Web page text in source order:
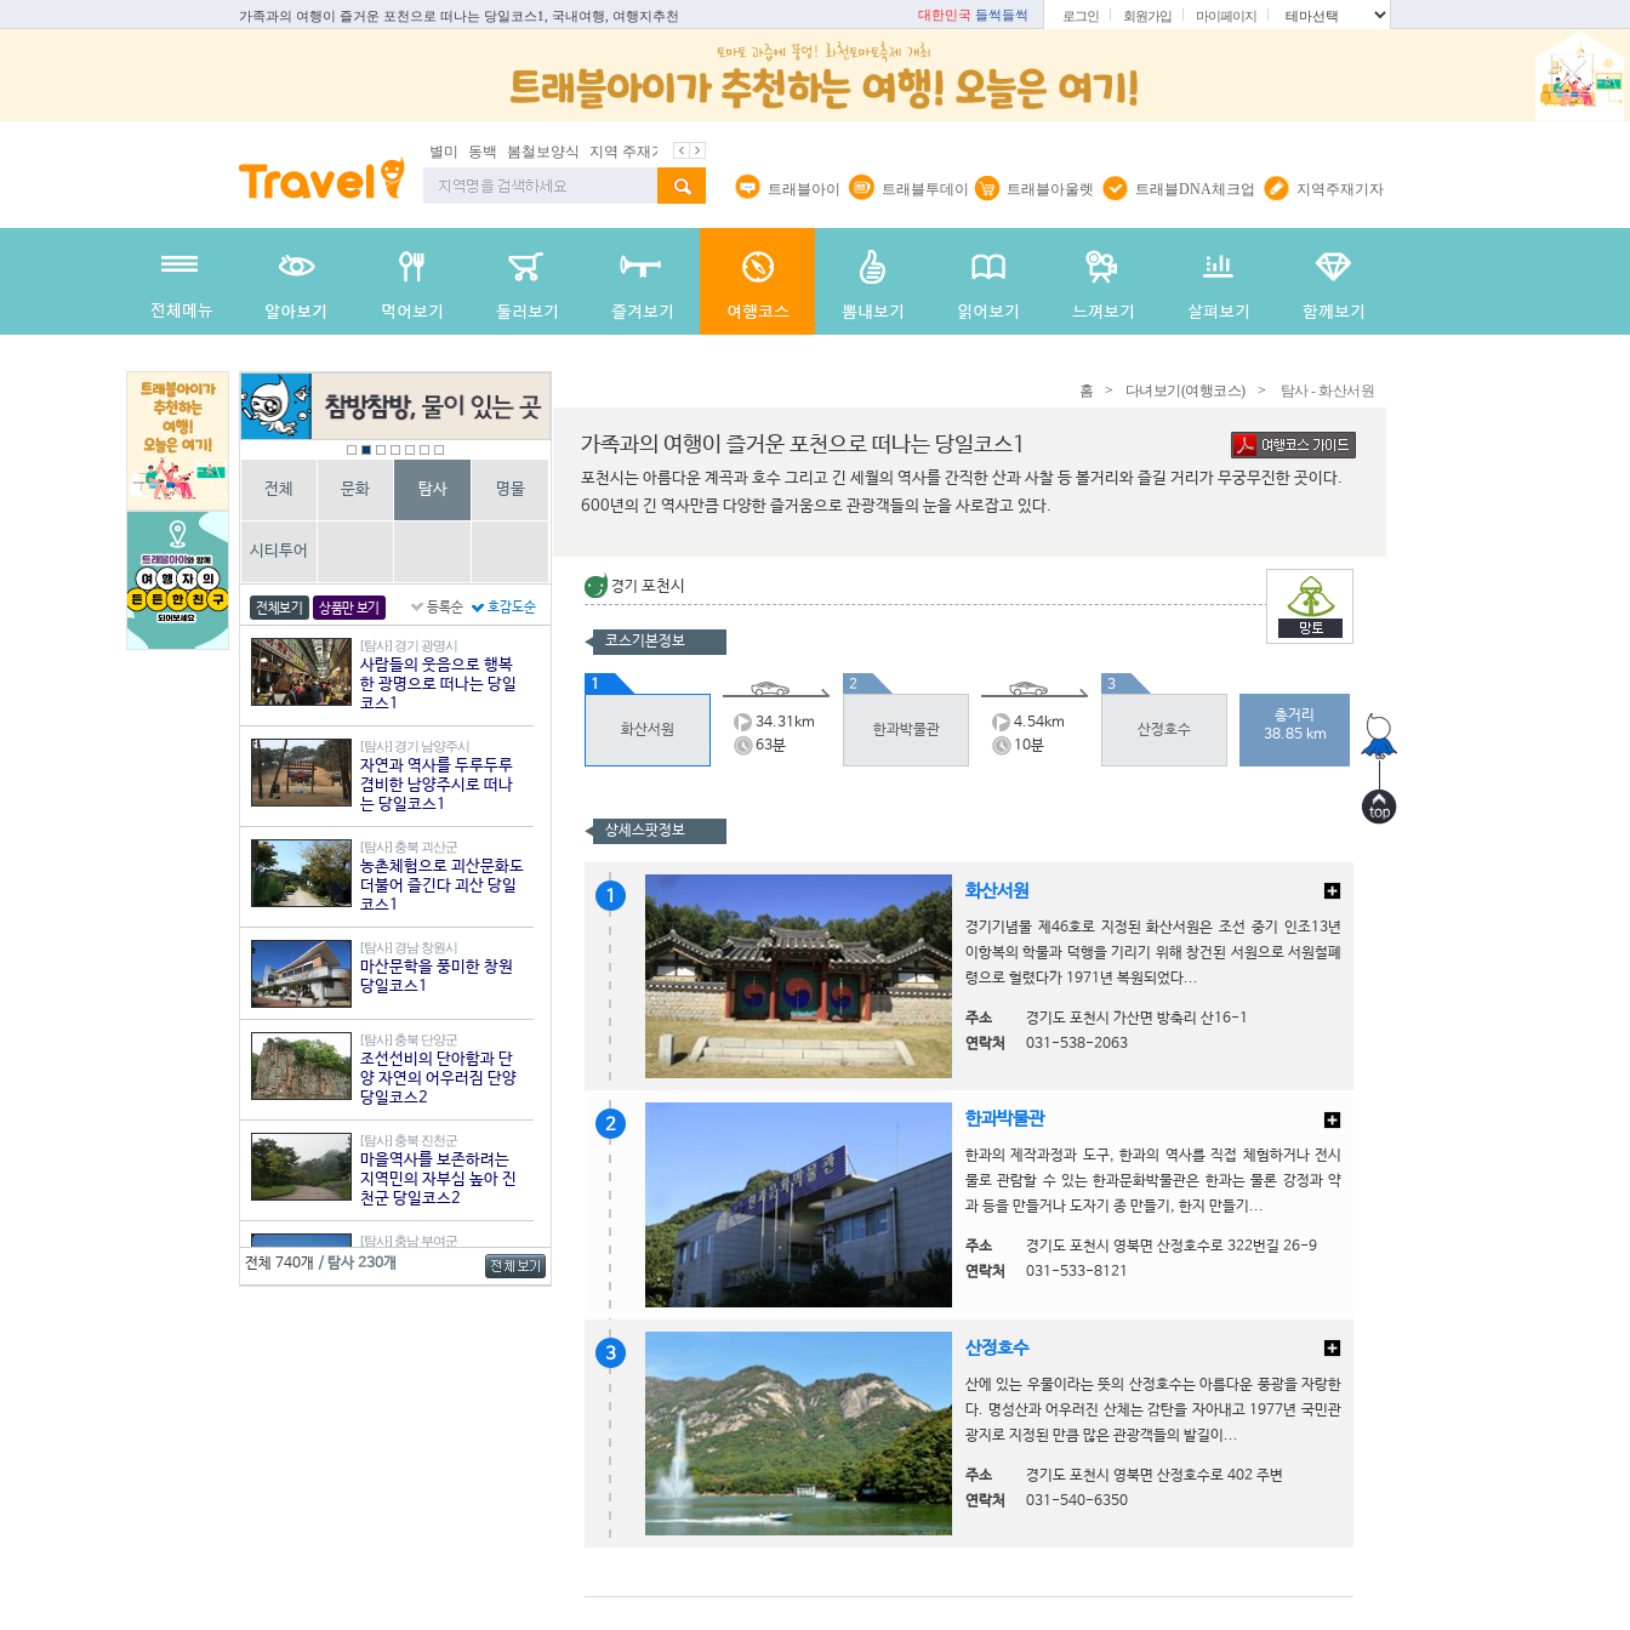
가족과의 여행이 즐거운 포천으로 떠나는 당일코스1, 국내여행, 여행지추천 대한민국 들썩들썩 로그인 회원가입 마이페이지
동백 봄철보양식 지역 주재기자 쇼 미 더 트래블아이
트래블아이 트래블투데이 트래블아울렛 트래블DNA체크업 지역주재기자
전체 문화 탐사 명물
시티투어
등록순 호감도순
전체보기 상품만 보기
[탐사] 경기 광명시
사람들의 웃음으로 행복
한 광명으로 떠나는 당일
코스1
[탐사] 경기 남양주시
자연과 역사를 두루두루
겸비한 남양주시로 떠나
는 당일코스1
[탐사] 충북 괴산군
농촌체험으로 괴산문화도
더불어 즐긴다 괴산 당일
코스1
[탐사] 경남 창원시
마산문학을 풍미한 창원
당일코스1
[탐사] 충북 단양군
조선선비의 단아함과 단
양 자연의 어우러짐 단양
당일코스2
[탐사] 충북 진천군
마을역사를 보존하려는
지역민의 자부심 높아 진
천군 당일코스2
[탐사] 충남 부여군
부여의 숨겨진 매력을 찾
아라, 부여미로(迷路) 코
전체 740개 / 탐사 230개
홈 > 다녀보기(여행코스) > 탐사 - 화산서원
가족과의 여행이 즐거운 포천으로 떠나는 당일코스1
포천시는 아름다운 계곡과 호수 그리고 긴 세월의 역사를 간직한 산과 사찰 등 볼거리와 즐길 거리가 무궁무진한 곳이다.
600년의 긴 역사만큼 다양한 즐거움으로 관광객들의 눈을 사로잡고 있다.
경기 포천시
코스기본정보
1
화산서원 34.31 km
63분
2
한과박물관 4.54km
10분
3
산정호수
총거리
38.85 km
상세스팟정보
1 화산서원
경기기념물 제46호로 지정된 화산서원은 조선 중기 인조13년
이항복의 학물과 덕행을 기리기 위해 창건된 서원으로 서원철폐
령으로 헐렸다가 1971년 복원되었다...
주소
경기도 포천시 가산면 방축리 산16-1
연락처
031-538-2063
2 한과박물관
한과의 제작과정과 도구, 한과의 역사를 직접 체험하거나 전시
물로 관람할 수 있는 한과문화박물관은 한과는 물론 강정과 약
과 등을 만들거나 도자기 종 만들기, 한지 만들기...
주소
경기도 포천시 영북면 산정호수로 322번길 26-9
연락처
031-533-8121
3 산정호수
산에 있는 우물이라는 뜻의 산정호수는 아름다운 풍광을 자랑한
다. 명성산과 어우러진 산체는 감탄을 자아내고 1977년 국민관
광지로 지정된 만큼 많은 관광객들의 발길이...
주소
경기도 포천시 영북면 산정호수로 402 주변
연락처
031-540-6350